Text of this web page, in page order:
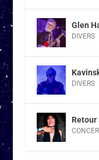
Glen
DIVERS
DIVERS
Retour